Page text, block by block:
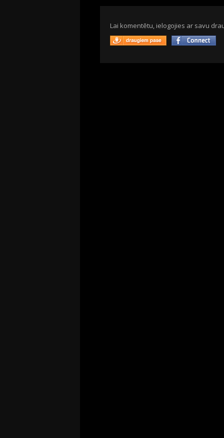
Lai komentētu, ielogojies ar savu